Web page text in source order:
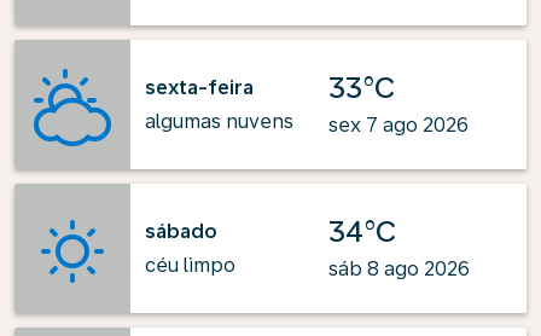
sexta-feira
algumas nuvens
33°C
sex 7 ago 2026
sábado
céu limpo
34°C
sáb 8 ago 2026